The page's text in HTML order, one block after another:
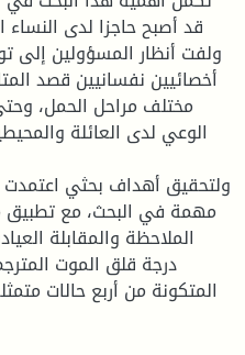
قد أصبح حاجزا لدى النساء
ولفت أنظار المسؤولين إلى
أخصائيين نفسانيين قصد
مختلف مراحل الحمل،
الوعي لدى العائلة
ولتحقيق أهداف بحثي
مهمة في البحث، مع تطبيق
الملاحظة والمقابلة
درجة قلق الموت
المتكونة من أربع حالات